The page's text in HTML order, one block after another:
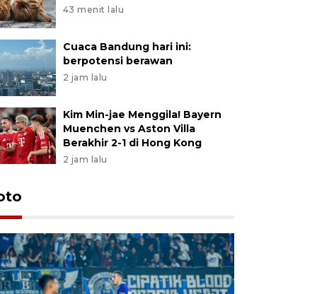
43 menit lalu
Cuaca Bandung hari ini:
berpotensi berawan
2 jam lalu
Kim Min-jae Menggila! Bayern
Muenchen vs Aston Villa
Berakhir 2-1 di Hong Kong
2 jam lalu